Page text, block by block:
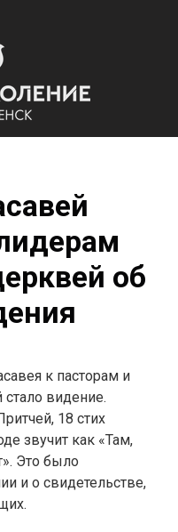
об
к пасторам и
видение.
18 стих
звучит как «Там,
Это было
и о свидетельстве,